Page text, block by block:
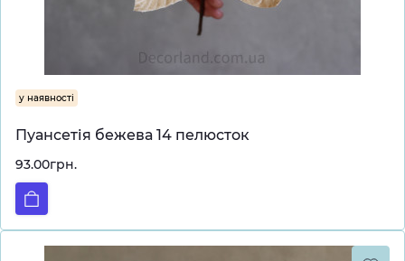
у наявності
Пуансетія бежева 14 пелюсток
93.00грн.